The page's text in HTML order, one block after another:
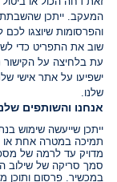
המעקב. ייתכן שהשבתת
והפרסומות שיוצגו
שוב את התפריט כדי
עת בלחיצה על
ישפיעו על אתר אישי
שלנו.
אנחנו והשותפים
ייתכן שייעשה שימוש
תמיכה במטרה אחת או
מדויק עד לרמה של
סמך סריקה של שילוב
במכשיר. פרסום ותוכן